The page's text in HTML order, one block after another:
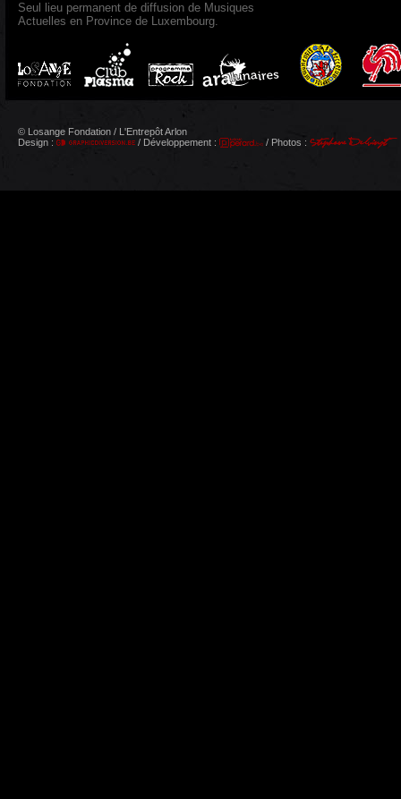
Seul lieu permanent de diffusion de Musiques
Actuelles en Province de Luxembourg.
© Losange Fondation / L'Entrepôt Arlon
Design :
/ Développement : / Photos :